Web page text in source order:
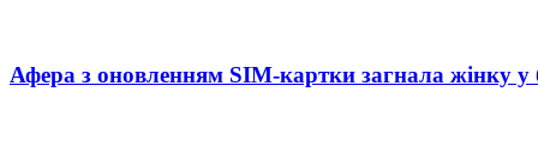
Афера з оновленням SIM-картки загнала жінку у